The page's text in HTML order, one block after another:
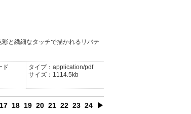
と繊細なタッチで描かれるリバテ
ド
タイプ：application/pdf
サイズ：1114.5kb
17 18 19 20 21 22 23 24 ▶